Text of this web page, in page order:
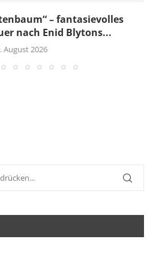
– fantasievolles
nach Enid Blytons...
August 2026